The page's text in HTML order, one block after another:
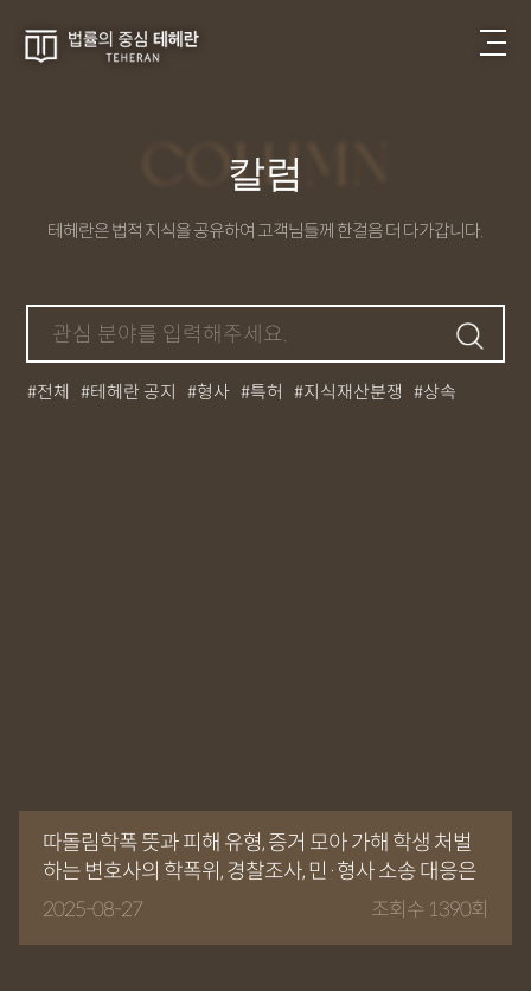
COLUMN
칼럼
테헤란은 법적 지식을 공유하여 고객님들께 한걸음 더 다가갑니다.
전체 테헤란 공지 형사 특허 지식재산분쟁
상속
따돌림학폭 뜻과 피해 유형, 증거 모아 가해 학생 처벌
하는 변호사의 학폭위, 경찰조사, 민·형사 소송 대응은
2025-08-27 조회수 1390회